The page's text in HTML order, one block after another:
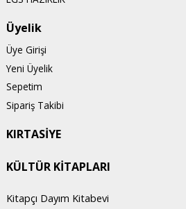
Üyelik
Üye Girişi
Yeni Üyelik
Sepetim
Sipariş Takibi
KIRTASİYE
KÜLTÜR KİTAPLARI
Kitapçı Dayım Kitabevi